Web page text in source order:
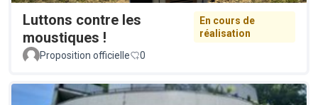
Luttons contre les
moustiques !
En cours de
réalisation
Proposition officielle
0